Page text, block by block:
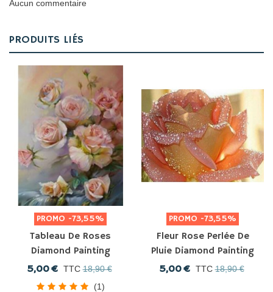
Aucun commentaire
PRODUITS LIÉS
PROMO -73,55%
Tableau De Roses
Diamond Painting
5,00 € TTC 18,90 €
(1)
PROMO -73,55%
Fleur Rose Perlée De
Pluie Diamond Painting
5,00 € TTC 18,90 €